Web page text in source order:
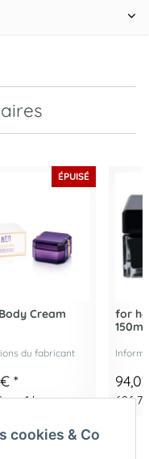
ÉPUISÉ
Cream
du fabricant
*
par 1 l
for
150ml
cookies & Co